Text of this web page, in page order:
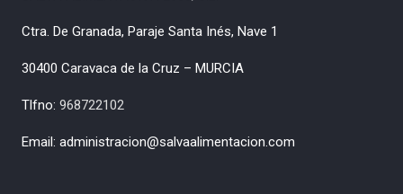
Ctra. De Granada, Paraje Santa Inés, Nave 1
30400 Caravaca de la Cruz – MURCIA
Tlfno: 968722102
Email: administracion@salvaalimentacion.com